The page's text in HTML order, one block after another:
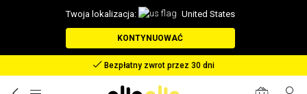
Twoja lokalizacja: United States
KONTYNUOWAĆ
Bezpłatny zwrot przez 30 dni